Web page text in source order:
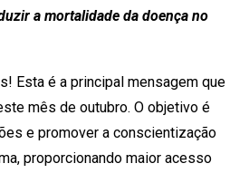
a mortalidade da doença no
Esta é a principal mensagem que
mês de outubro. O objetivo é
e promover a conscientização
proporcionando maior acesso